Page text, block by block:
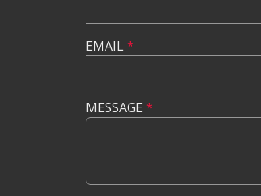
EMAIL*
MESSAGE *